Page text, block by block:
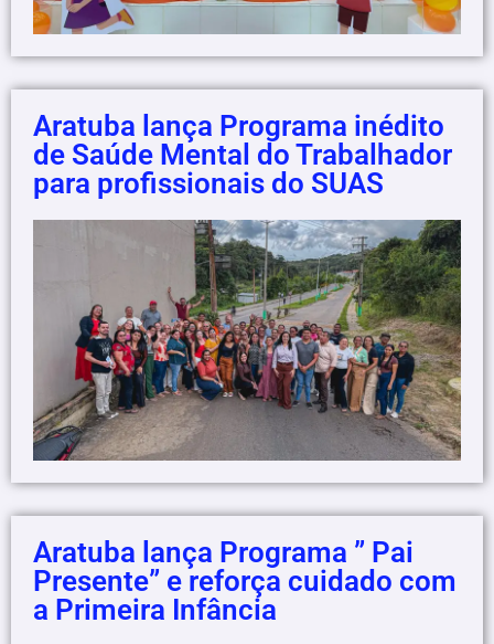
Aratuba lança Programa inédito
de Saúde Mental do Trabalhador
para profissionais do SUAS
Aratuba lança Programa ” Pai
Presente” e reforça cuidado com
a Primeira Infância